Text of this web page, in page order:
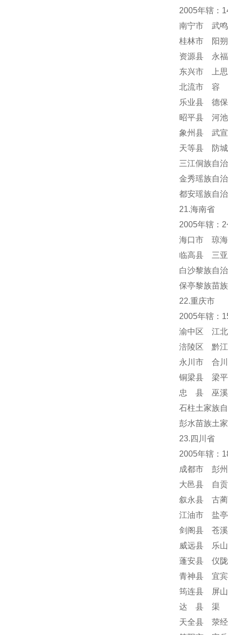
2005年辖：
南宁市 武
桂林市 阳
资源县 永
东兴市 上
北流市 容
乐业县 德
昭平县 河
象州县 武
天等县 防
三江侗族自
金秀瑶族自
都安瑶族自
21.海南省
2005年辖：
海口市 琼
临高县 三
白沙黎族自
保亭黎族苗
22.重庆市
2005年辖
渝中区 江
涪陵区 黔
永川市 合
铜梁县 梁
忠 县 巫溪
石柱土家族
彭水苗族土
23.四川省
2005年辖：
成都市 彭
大邑县 自
叙永县 古
江油市 盐
剑阁县 苍
威远县 乐
蓬安县 仪
青神县 宜
筠连县 屏
达 县 渠
天全县 荥